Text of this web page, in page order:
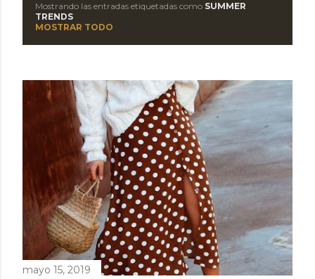
n
t
r
s
Mostrando las entradas etiquetadas como SUMMER
TRENDS
MOSTRAR TODO
mayo 15, 2019